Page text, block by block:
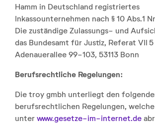
Hamm in Deutschland registriertes
Inkassounternehmen nach § 10 Abs.1
Die zuständige Zulassungs- und
das Bundesamt für Justiz, Referat VII 5
Adenauerallee 99-103, 53113 Bonn
Berufsrechtliche Regelungen:
Die troy gmbh unterliegt den
berufsrechtlichen Regelungen, welche
unter www.gesetze-im-internet.de